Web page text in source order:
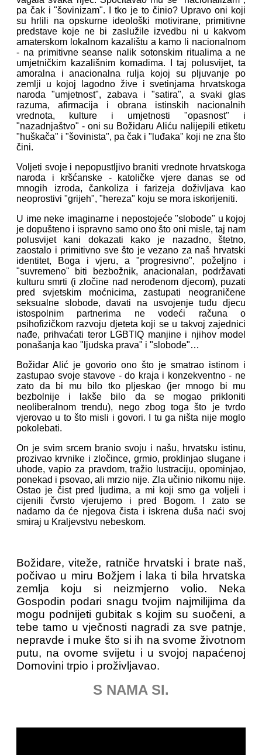
pa čak i "šovinizam". I tko je to činio? Upravo oni koji
su hrlili na opskurne ideološki motivirane, primitivne
predstave koje ne bi zaslužile izvedbu ni u kakvom
amaterskom lokalnom kazalištu a kamo li nacionalnom
- na primitivne seanse nalik sotonskim ritualima a ne
umjetničkim kazališnim komadima. I taj polusvijet, ta
amoralna i anacionalna rulja kojoj su pljuvanje po
zemlji u kojoj lagodno žive i svetinjama hrvatskoga
naroda "umjetnost", zabava i "satira", a svaki glas
razuma, afirmacija i obrana istinskih nacionalnih
vrednota, kulture i umjetnosti "opasnost" i
"nazadnjaštvo" - oni su Božidaru Aliću nalijepili etiketu
"huškača" i "šovinista", pa čak i "luđaka" koji ne zna što
čini.
Voljeti svoje i nepopustljivo braniti vrednote hrvatskoga
naroda i kršćanske - katoličke vjere danas se od
mnogih izroda, čankoliza i farizeja doživljava kao
neoprostivi "grijeh", "hereza" koju se mora iskorijeniti.
U ime neke imaginarne i nepostojeće "slobode" u kojoj
je dopušteno i ispravno samo ono što oni misle, taj nam
polusvijet kani dokazati kako je nazadno, štetno,
zaostalo i primitivno sve što je vezano za naš hrvatski
identitet, Boga i vjeru, a "progresivno", poželjno i
"suvremeno" biti bezbožnik, anacionalan, podržavati
kulturu smrti (i zločine nad nerođenom djecom), puzati
pred svjetskim moćnicima, zastupati neograničene
seksualne slobode, davati na usvojenje tuđu djecu
istospolnim partnerima ne vodeći računa o
psihofizičkom razvoju djeteta koji se u takvoj zajednici
nađe, prihvaćati teror LGBTIQ manjine i njihov model
ponašanja kao "ljudska prava" i "slobode"…
Božidar Alić je govorio ono što je smatrao istinom i
zastupao svoje stavove - do kraja i konzekventno - ne
zato da bi mu bilo tko pljeskao (jer mnogo bi mu
bezbolnije i lakše bilo da se mogao prikloniti
neoliberalnom trendu), nego zbog toga što je tvrdo
vjerovao u to što misli i govori. I tu ga ništa nije moglo
pokolebati.
On je svim srcem branio svoju i našu, hrvatsku istinu,
prozivao krvnike i zločince, grmio, proklinjao slugane i
uhode, vapio za pravdom, tražio lustraciju, opominjao,
ponekad i psovao, ali mrzio nije. Zla učinio nikomu nije.
Ostao je čist pred ljudima, a mi koji smo ga voljeli i
cijenili čvrsto vjerujemo i pred Bogom. I zato se
nadamo da će njegova čista i iskrena duša naći svoj
smiraj u Kraljevstvu nebeskom.
Božidare, viteže, ratniče hrvatski i brate naš,
počivao u miru Božjem i laka ti bila hrvatska
zemlja koju si neizmjerno volio. Neka
Gospodin podari snagu tvojim najmilijima da
mogu podnijeti gubitak s kojim su suočeni, a
tebe tamo u vječnosti nagradi za sve patnje,
nepravde i muke što si ih na svome životnom
putu, na ovome svijetu i u svojoj napaćenoj
Domovini trpio i proživljavao.
S NAMA SI.